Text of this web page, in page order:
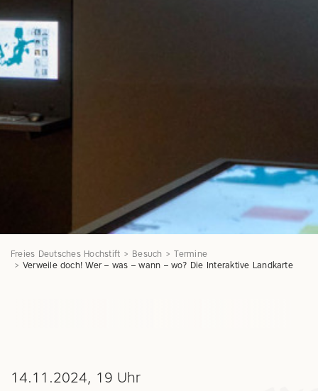
Freies Deutsches Hochstift Besuch
Termine
Verweile doch! Wer – was – wann – wo? Die Interaktive Landkarte
14.11.2024, 19 Uhr